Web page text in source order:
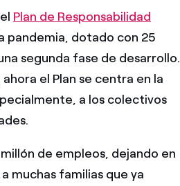
Plan de Responsabilidad
pandemia, dotado con 25
segunda fase de desarrollo.
el Plan se centra en la
a los colectivos
de empleos, dejando en
muchas familias que ya